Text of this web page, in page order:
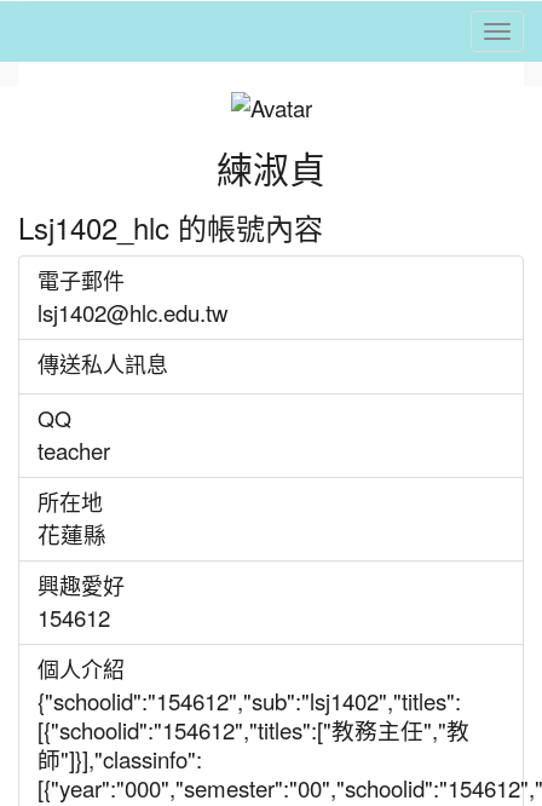
⏸
練淑貞
Lsj1402_hlc 的帳號內容
電子郵件
lsj1402@hlc.edu.tw
傳送私人訊息
QQ
teacher
所在地
花蓮縣
興趣愛好
154612
個人介紹
{"schoolid":"154612","sub":"lsj1402","titles":
[{"schoolid":"154612","titles":["教務主任","教
師"]}],"classinfo":